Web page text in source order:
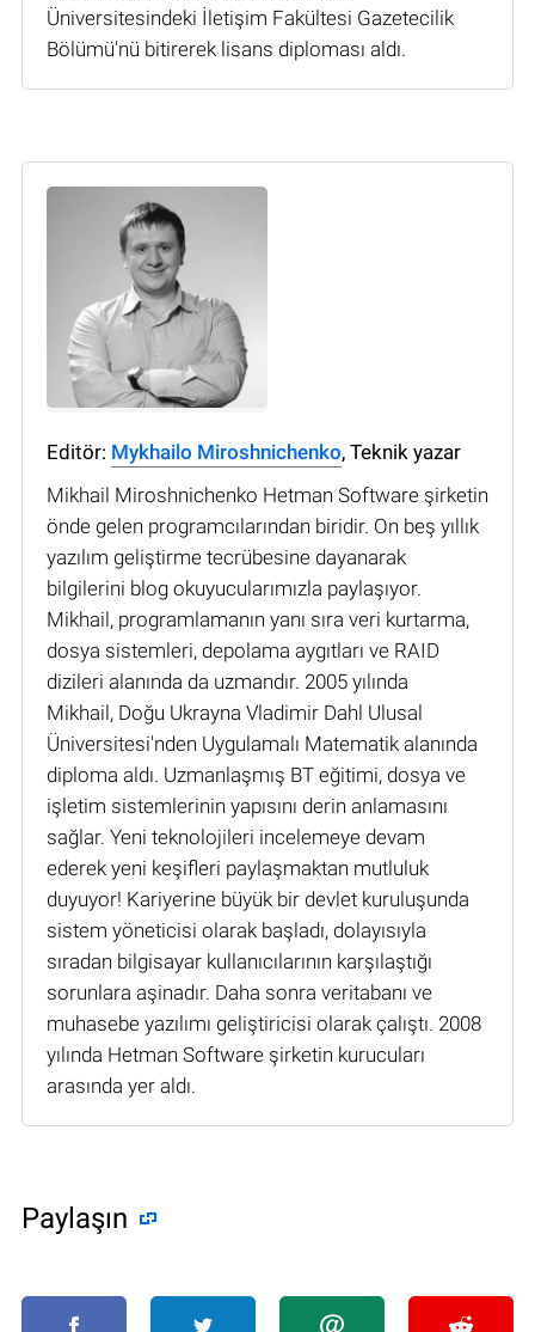
Üniversitesindeki İletişim Fakültesi Gazetecilik
Bölümü'nü bitirerek lisans diploması aldı.
Editör: Mykhailo Miroshnichenko, Teknik yazar
Mikhail Miroshnichenko Hetman Software şirketin
önde gelen programcılarından biridir. On beş yıllık
yazılım geliştirme tecrübesine dayanarak
bilgilerini blog okuyucularımızla paylaşıyor.
Mikhail, programlamanın yanı sıra veri kurtarma,
dosya sistemleri, depolama aygıtları ve RAID
dizileri alanında da uzmandır. 2005 yılında
Mikhail, Doğu Ukrayna Vladimir Dahl Ulusal
Üniversitesi'nden Uygulamalı Matematik alanında
diploma aldı. Uzmanlaşmış BT eğitimi, dosya ve
işletim sistemlerinin yapısını derin anlamasını
sağlar. Yeni teknolojileri incelemeye devam
ederek yeni keşifleri paylaşmaktan mutluluk
duyuyor! Kariyerine büyük bir devlet kuruluşunda
sistem yöneticisi olarak başladı, dolayısıyla
sıradan bilgisayar kullanıcılarının karşılaştığı
sorunlara aşinadır. Daha sonra veritabanı ve
muhasebe yazılımı geliştiricisi olarak çalıştı. 2008
yılında Hetman Software şirketin kurucuları
arasında yer aldı.
Paylaşın